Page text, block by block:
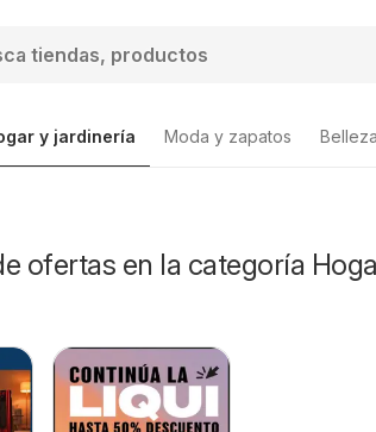
y jardinería Moda y zapatos
ofertas en la categoría